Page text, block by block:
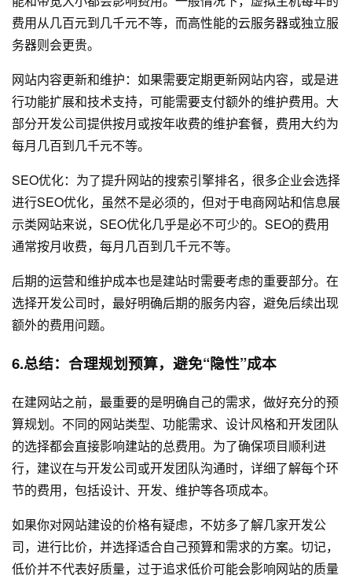
费用从几百元到几千元不等，而高性能的云服务器或独立服
务器则会更贵。
网站内容更新和维护：如果需要定期更新网站内容，或是进
行功能扩展和技术支持，可能需要支付额外的维护费用。大
部分开发公司提供按月或按年收费的维护套餐，费用大约为
每月几百到几千元不等。
SEO优化：为了提升网站的搜索引擎排名，很多企业会选择
进行SEO优化，虽然不是必须的，但对于电商网站和信息展
示类网站来说，SEO优化几乎是必不可少的。SEO的费用
通常按月收费，每月几百到几千元不等。
后期的运营和维护成本也是建站时需要考虑的重要部分。在
选择开发公司时，最好明确后期的服务内容，避免后续出现
额外的费用问题。
6.总结：合理规划预算，避免“隐性”成本
在建网站之前，最重要的是明确自己的需求，做好充分的预
算规划。不同的网站类型、功能需求、设计风格和开发团队
的选择都会直接影响建站的总费用。为了确保项目顺利进
行，建议在与开发公司或开发团队沟通时，详细了解每个环
节的费用，包括设计、开发、维护等各项成本。
如果你对网站建设的价格有疑虑，不妨多了解几家开发公
司，进行比价，并选择适合自己预算和需求的方案。切记，
低价并不代表好质量，过于追求低价可能会影响网站的质量